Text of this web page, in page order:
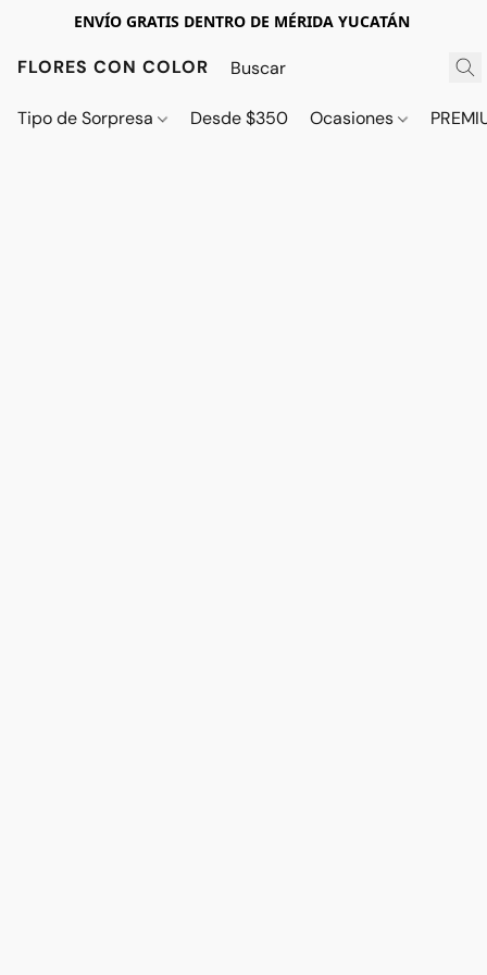
ENVÍO GRATIS DENTRO DE MÉRIDA YUCATÁN
FLORES CON COLOR
Tipo de Sorpresa Desde $350 Ocasiones